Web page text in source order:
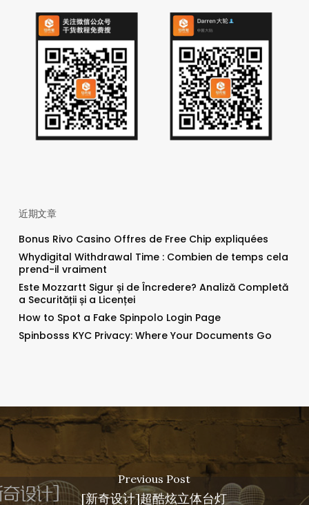
近期文章
Bonus Rivo Casino Offres de Free Chip expliquées
Whydigital Withdrawal Time : Combien de temps cela
prend-il vraiment
Este Mozzartt Sigur și de Încredere? Analiză Completă
a Securității și a Licenței
How to Spot a Fake Spinpolo Login Page
Spinbosss KYC Privacy: Where Your Documents Go
Previous Post
[新奇设计]超酷炫立体台灯